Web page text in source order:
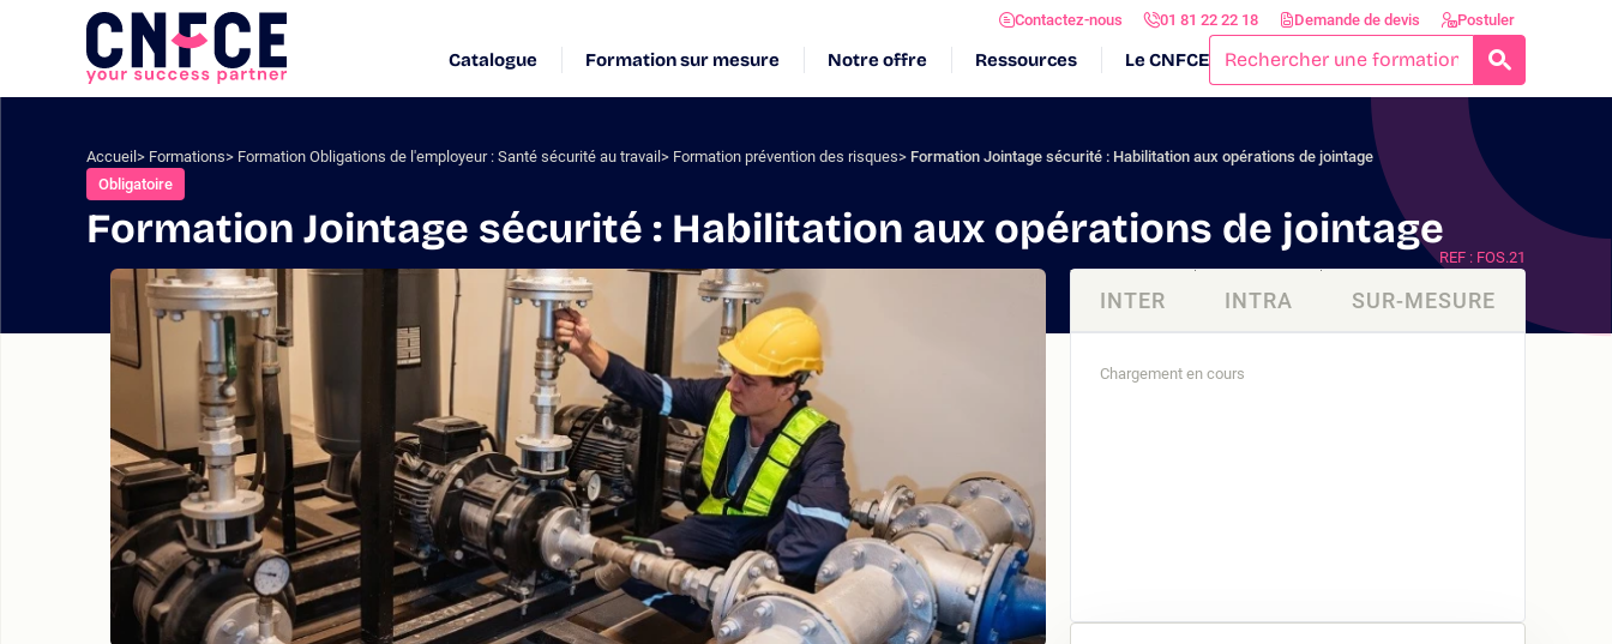
Aller
Logo
site
Contactez-nous 01 81 22 22 18 Demande de devis Postuler
Catalogue Formation sur mesure Notre offre Ressources Le CNFCE
Accueil Formations Formation Obligations de l'employeur : Santé sécurité au travail Formation prévention des risques
Formation Jointage sécurité : Habilitation aux opérations de jointage
Obligatoire
Formation Jointage sécurité : Habilitation aux opérations de jointage
REF : FOS.21
INTER INTRA SUR-MESURE